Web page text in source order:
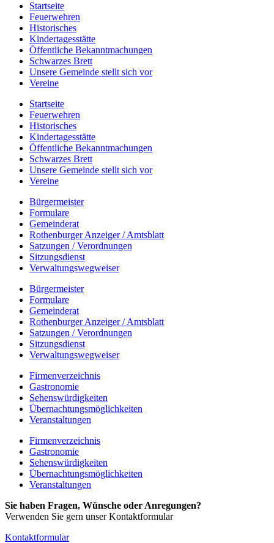
Startseite
Feuerwehren
Historisches
Kindertagesstätte
Öffentliche Bekanntmachungen
Schwarzes Brett
Unsere Gemeinde stellt sich vor
Vereine
Startseite
Feuerwehren
Historisches
Kindertagesstätte
Öffentliche Bekanntmachungen
Schwarzes Brett
Unsere Gemeinde stellt sich vor
Vereine
Bürgermeister
Formulare
Gemeinderat
Rothenburger Anzeiger / Amtsblatt
Satzungen / Verordnungen
Sitzungsdienst
Verwaltungswegweiser
Bürgermeister
Formulare
Gemeinderat
Rothenburger Anzeiger / Amtsblatt
Satzungen / Verordnungen
Sitzungsdienst
Verwaltungswegweiser
Firmenverzeichnis
Gastronomie
Sehenswürdigkeiten
Übernachtungsmöglichkeiten
Veranstaltungen
Firmenverzeichnis
Gastronomie
Sehenswürdigkeiten
Übernachtungsmöglichkeiten
Veranstaltungen
Sie haben Fragen, Wünsche oder Anregungen?
Verwenden Sie gern unser Kontaktformular
Kontaktformular